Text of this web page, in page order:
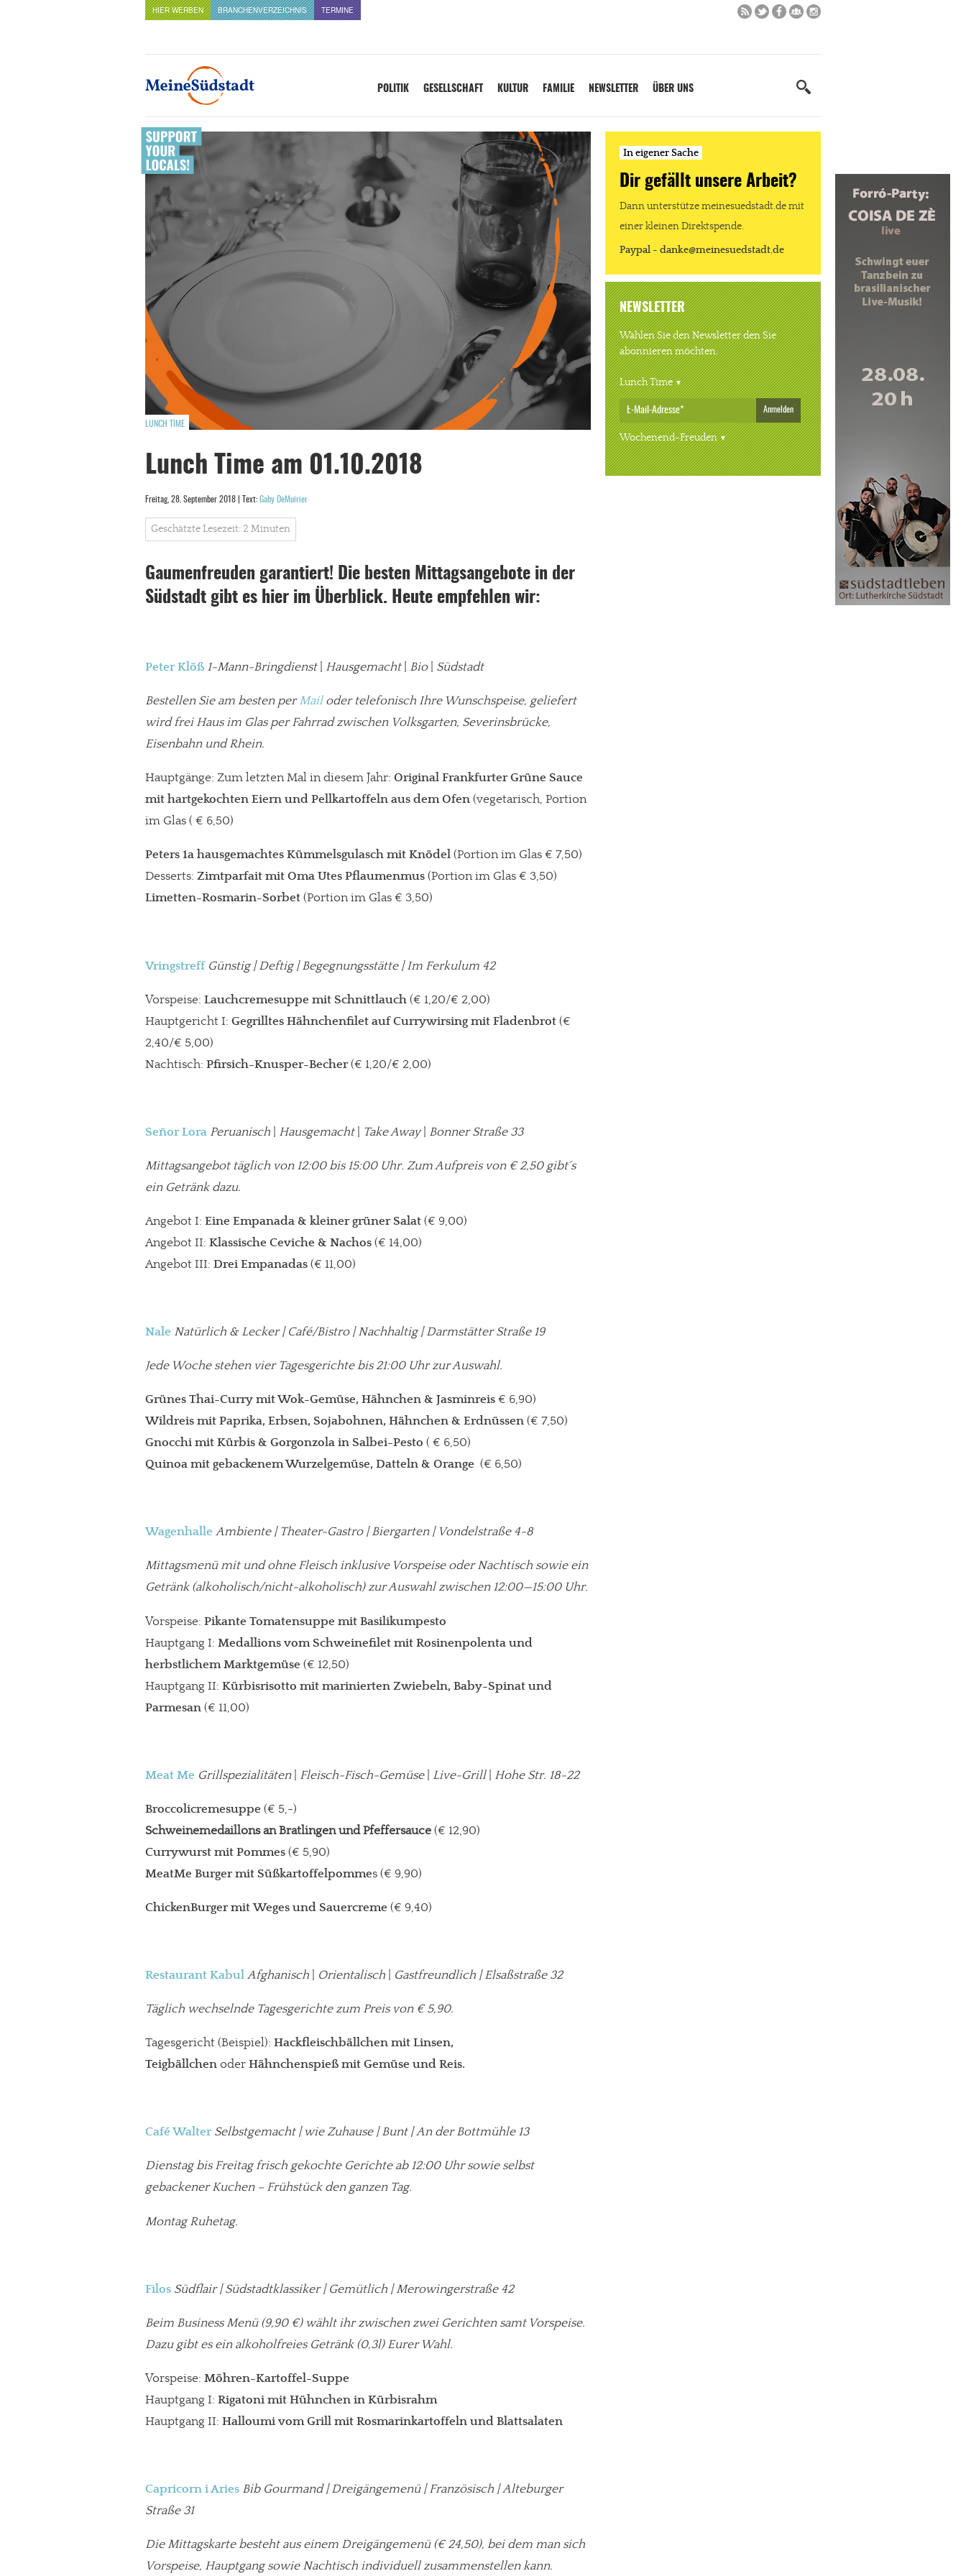
In eigener Sache
Dir gefällt unsere Arbeit?
meinesuedstadt.de finanziert sich durch Partnerprofile und Werbung. Beide Einnahmequellen sind in den letzten Monaten stark zurückgegangen.
JETZT SPENDEN Schon erledigt!
HIER WERBEN BRANCHENVERZEICHNIS TERMINE
POLITIK GESELLSCHAFT KULTUR FAMILIE NEWSLETTER ÜBER UNS
LUNCH TIME
Lunch Time am 01.10.2018
Freitag, 28. September 2018 | Text: Gaby DeMuirier
Geschätzte Lesezeit: 2 Minuten
Gaumenfreuden garantiert! Die besten Mittagsangebote in der
Südstadt gibt es hier im Überblick. Heute empfehlen wir:
Peter Klöß 1-Mann-Bringdienst| Hausgemacht| Bio| Südstadt
Bestellen Sie am besten perMailoder telefonisch Ihre Wunschspeise, geliefert
wird frei Haus im Glas per Fahrrad zwischen Volksgarten, Severinsbrücke,
Eisenbahn und Rhein.
Hauptgänge: Zum letzten Mal in diesem Jahr: Original Frankfurter Grüne Sauce
mit hartgekochten Eiern und Pellkartoffeln aus dem Ofen (vegetarisch, Portion
im Glas ( € 6,50)
Peters 1a hausgemachtes Kümmelsgulasch mit Knödel (Portion im Glas € 7,50)
Desserts: Zimtparfait mit Oma Utes Pflaumenmus (Portion im Glas € 3,50)
Limetten-Rosmarin-Sorbet (Portion im Glas € 3,50)
Vringstreff Günstig | Deftig | Begegnungsstätte | Im Ferkulum 42
Vorspeise: Lauchcremesuppe mit Schnittlauch (€ 1,20/€ 2,00)
Hauptgericht I: Gegrilltes Hähnchenfilet auf Currywirsing mit Fladenbrot (€
2,40/€ 5,00)
Nachtisch: Pfirsich-Knusper-Becher(€ 1,20/€ 2,00)
Señor Lora Peruanisch | Hausgemacht| Take Away| Bonner Straße 33
Mittagsangebot täglich von 12:00 bis 15:00 Uhr. Zum Aufpreis von € 2,50 gibt´s
ein Getränk dazu.
Angebot I: Eine Empanada & kleiner grüner Salat (€ 9,00)
Angebot II: Klassische Ceviche & Nachos (€ 14,00)
Angebot III: Drei Empanadas (€ 11,00)
Nale Natürlich & Lecker | Café/Bistro | Nachhaltig | Darmstätter Straße 19
Jede Woche stehen vier Tagesgerichte bis 21:00 Uhr zur Auswahl.
Grünes Thai-Curry mit Wok-Gemüse, Hähnchen & Jasminreis € 6,90)
Wildreis mit Paprika, Erbsen, Sojabohnen, Hähnchen & Erdnüssen (€ 7,50)
Gnocchi mit Kürbis & Gorgonzola in Salbei-Pesto ( € 6,50)
Quinoa mit gebackenem Wurzelgemüse, Datteln & Orange (€ 6,50)
Wagenhalle Ambiente | Theater-Gastro | Biergarten | Vondelstraße 4-8
Mittagsmenü mit und ohne Fleisch inklusive Vorspeise oder Nachtisch sowie ein
Getränk (alkoholisch/nicht-alkoholisch) zur Auswahl zwischen 12:00—15:00 Uhr.
Vorspeise: Pikante Tomatensuppe mit Basilikumpesto
Hauptgang I: Medallions vom Schweinefilet mit Rosinenpolenta und
herbstlichem Marktgemüse (€ 12,50)
Hauptgang II: Kürbisrisotto mit marinierten Zwiebeln, Baby-Spinat und
Parmesan (€ 11,00)
Meat Me Grillspezialitäten| Fleisch-Fisch-Gemüse| Live-Grill| Hohe Str. 18-22
Broccolicremesuppe (€ 5,-)
Schweinemedaillons an Bratlingen und Pfeffersauce (€ 12,90)
Currywurst mit Pommes (€ 5,90)
MeatMe Burger mit Süßkartoffelpommes (€ 9,90)
ChickenBurger mit Weges und Sauercreme (€ 9,40)
Restaurant Kabul Afghanisch Orientalisch Gastfreundlich | Elsaßstraße 32
Täglich wechselnde Tagesgerichte zum Preis von € 5,90.
Tagesgericht (Beispiel): Hackfleischbällchen mit Linsen,
Teigbällchen oder Hähnchenspieß mit Gemüse und Reis.
Café Walter Selbstgemacht | wie Zuhause | Bunt | An der Bottmühle 13
Dienstag bis Freitag frisch gekochte Gerichte ab 12:00 Uhr sowie selbst
gebackener Kuchen – Frühstück den ganzen Tag.
Montag Ruhetag.
Filos Südflair | Südstadtklassiker | Gemütlich | Merowingerstraße 42
Beim Business Menü(9,90 €) wählt ihr zwischen zwei Gerichten samt Vorspeise.
Dazu gibt es ein alkoholfreies Getränk (0,3l) Eurer Wahl.
Vorspeise: Möhren-Kartoffel-Suppe
Hauptgang I: Rigatoni mit Hühnchen in Kürbisrahm
Hauptgang II: Halloumi vom Grill mit Rosmarinkartoffeln und Blattsalaten
Capricorn i Aries Bib Gourmand | Dreigängemenü | Französisch | Alteburger
Straße 31
Die Mittagskarte besteht aus einem Dreigängemenü (€ 24,50), bei dem man sich
Vorspeise, Hauptgang sowie Nachtisch individuell zusammenstellen kann.
In eigener Sache
Dir gefällt unsere Arbeit?
Dann unterstütze meinesuedstadt.de mit
einer kleinen Direktspende.
Paypal - danke@meinesuedstadt.de
NEWSLETTER
Wählen Sie den Newsletter den Sie
abonnieren möchten.
Lunch Time
Anmelden
Wochenend-Freuden